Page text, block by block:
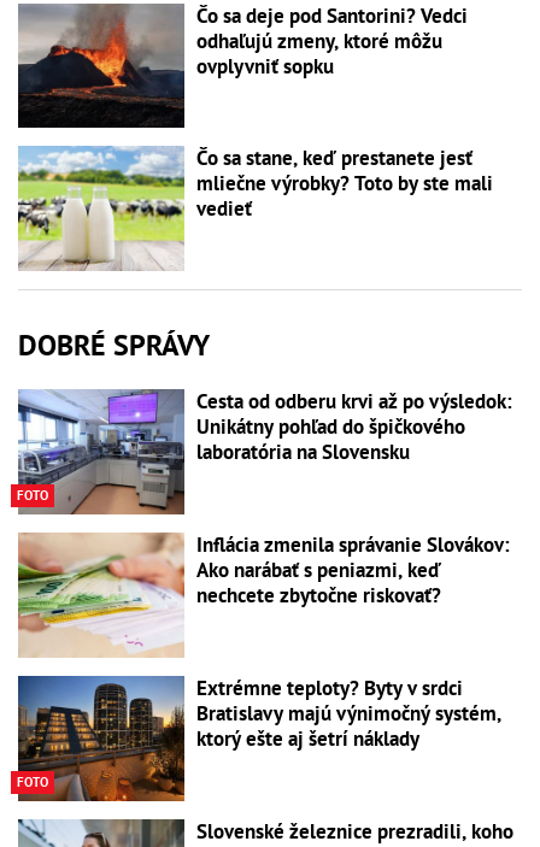
Čo sa deje pod Santorini? Vedci
odhaľujú zmeny, ktoré môžu
ovplyvniť sopku
Čo sa stane, keď prestanete jesť
mliečne výrobky? Toto by ste mali
vedieť
DOBRÉ SPRÁVY
FOTO
Cesta od odberu krvi až po výsledok:
Unikátny pohľad do špičkového
laboratória na Slovensku
Inflácia zmenila správanie Slovákov:
Ako narábať s peniazmi, keď
nechcete zbytočne riskovať?
FOTO
Extrémne teploty? Byty v srdci
Bratislavy majú výnimočný systém,
ktorý ešte aj šetrí náklady
Slovenské železnice prezradili, koho